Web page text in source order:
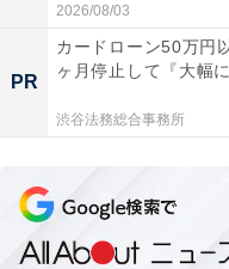
2026/08/03
PR
カードローン50万円
ヶ月停止して『大幅
渋谷法務総合事務所